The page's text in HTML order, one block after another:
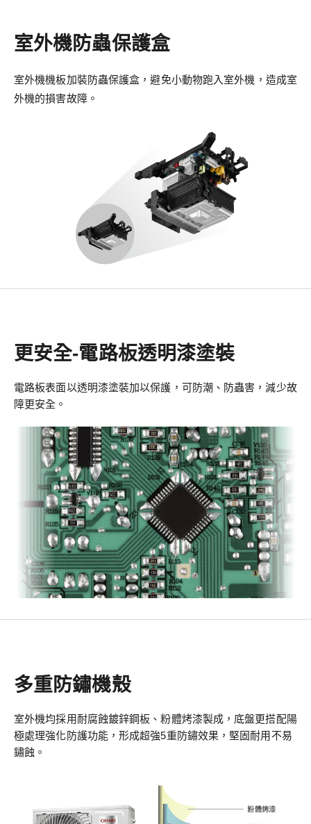
室外機防蟲保護盒
室外機機板加裝防蟲保護盒，避免小動物跑入室外機，造成室
外機的損害故障。
更安全-電路板透明漆塗裝
電路板表面以透明漆塗裝加以保護，可防潮、防蟲害，減少故
障更安全。
多重防鏽機殼
室外機均採用耐腐蝕鍍鋅鋼板、粉體烤漆製成，底盤更搭配陽
極處理強化防護功能，形成超強5重防鏽效果，堅固耐用不易
鏽蝕。